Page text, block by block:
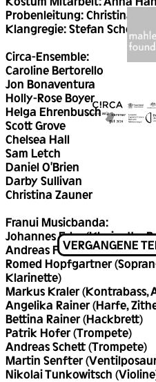
Probenleitung: Christina
Klangregie: Stefan Schett
Circa-Ensemble:
Caroline Bertorello
Jon Bonaventura
Holly-Rose Boyer
Helga Ehrenbusch
Scott Grove
Chelsea Hall
Sam Letch
Daniel O'Brien
Darby Sullivan
Christina Zauner
Franui Musicbanda:
Johannes Eder (Klarinette,
Andreas Fuetsch (Tuba)
Romed Hopfgartner
Klarinette)
Markus Kraler (Kontrabass,
Angelika Rainer (Harfe,
Bettina Rainer (Hackbrett)
Patrik Hofer (Trompete)
Andreas Schett (Trompete)
Martin Senfter
Nikolai Tunkowitsch
VERGANGENE